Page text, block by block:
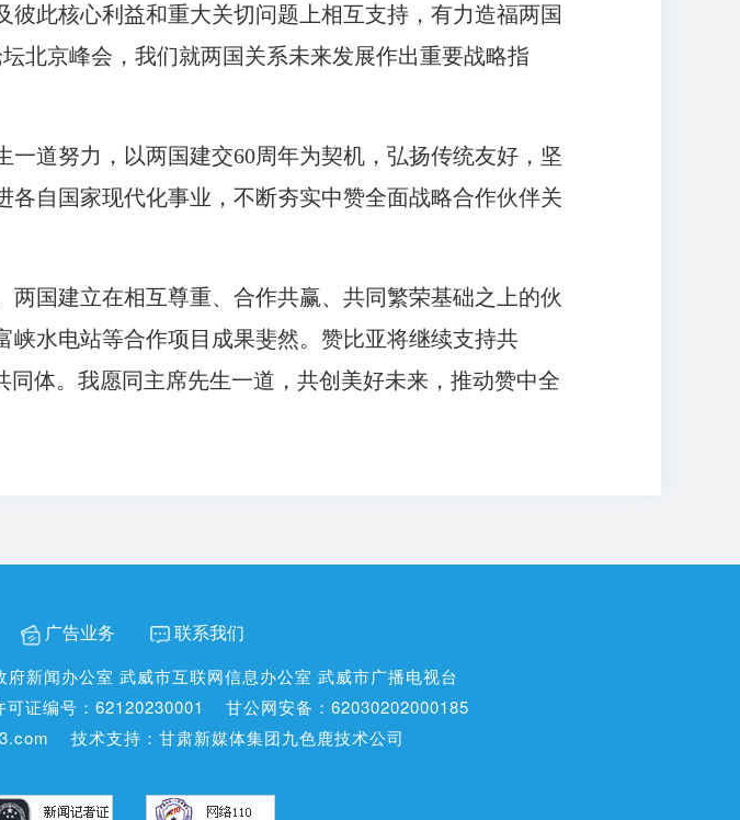
此核心利益和重大关切问题上相互支持，有力造福两国
北京峰会，我们就两国关系未来发展作出重要战略指
道努力，以两国建交60周年为契机，弘扬传统友好，坚
自国家现代化事业，不断夯实中赞全面战略合作伙伴关
国建立在相互尊重、合作共赢、共同繁荣基础之上的伙
水电站等合作项目成果斐然。赞比亚将继续支持共
体。我愿同主席先生一道，共创美好未来，推动赞中全
广告业务 联系我们
府新闻办公室 武威市互联网信息办公室 武威市广播电视台
证编号：62120230001
甘公网安备：62030202000185
技术支持：甘肃新媒体集团九色鹿技术公司